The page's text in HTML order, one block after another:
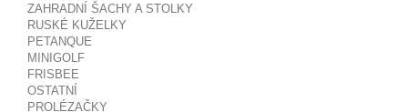
ZAHRADNÍ ŠACHY A STOLKY
RUSKÉ KUŽELKY
PETANQUE
MINIGOLF
FRISBEE
OSTATNÍ
PROLÉZAČKY